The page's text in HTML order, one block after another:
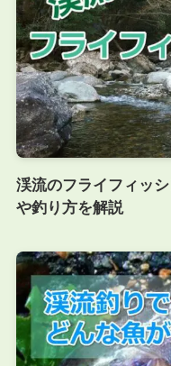
渓流のフライフィッ
や釣り方を解説